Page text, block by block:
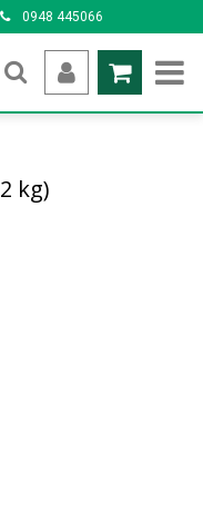
0948 445066
kg)